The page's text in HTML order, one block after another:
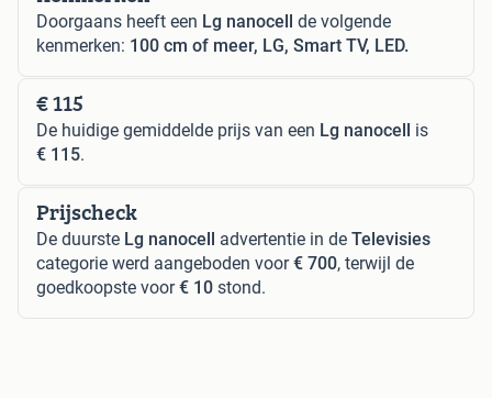
Doorgaans heeft een Lg nanocell de volgende
kenmerken: 100 cm of meer, LG, Smart TV, LED.
€ 115
De huidige gemiddelde prijs van een Lg nanocell is
€ 115.
Prijscheck
De duurste Lg nanocell advertentie in de Televisies
categorie werd aangeboden voor€ 700, terwijl de
goedkoopste voor€ 10 stond.